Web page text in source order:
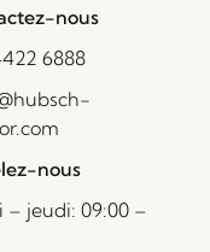
nous
6888
nous
– jeudi: 09:00 –